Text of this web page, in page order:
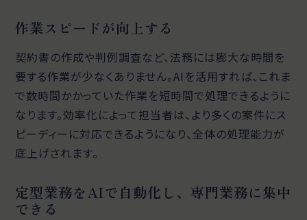
作業スピードが向上する
契約書の作成や判例調査など、法務には膨大な時間を
要する作業が少なくありません。AIを活用すれば、これま
で数時間かかっていた作業を短時間で処理できるように
なります。効率化によって担当者は、より多くの案件にス
ピーディーに対応できるようになり、全体の処理能力が
底上げされます。
定型業務をAIで自動化し、専門業務に集中
できる